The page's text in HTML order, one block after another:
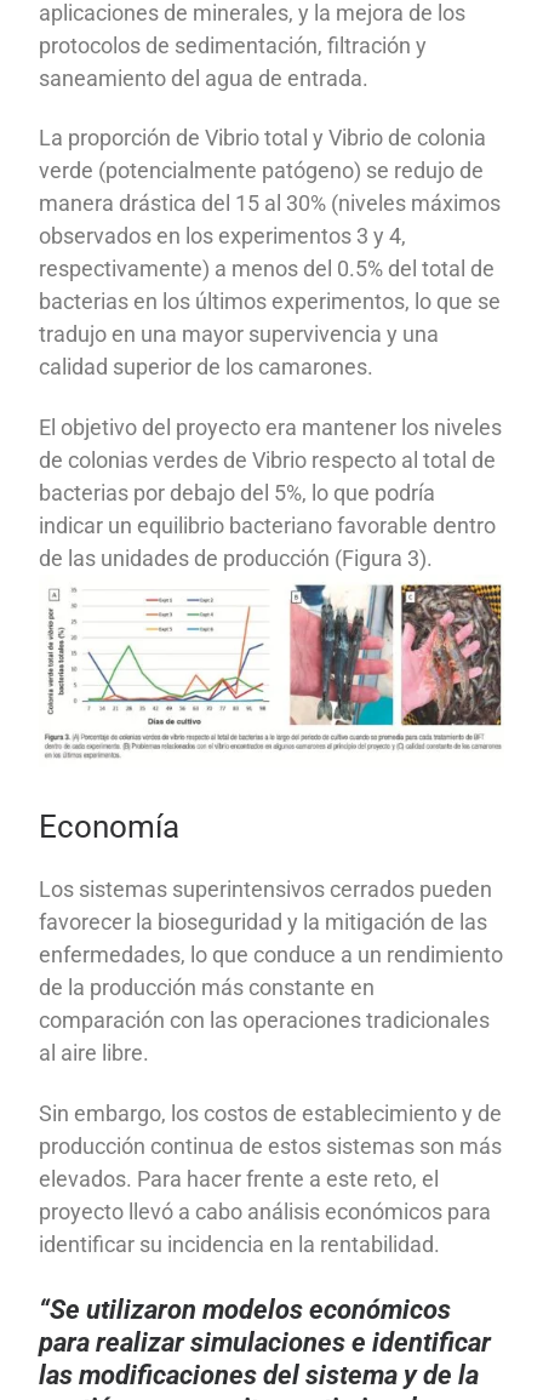
aplicaciones de minerales, y la mejora de los
protocolos de sedimentación, filtración y
saneamiento del agua de entrada.
La proporción de Vibrio total y Vibrio de colonia
verde (potencialmente patógeno) se redujo de
manera drástica del 15 al 30% (niveles máximos
observados en los experimentos 3 y 4,
respectivamente) a menos del 0.5% del total de
bacterias en los últimos experimentos, lo que se
tradujo en una mayor supervivencia y una
calidad superior de los camarones.
El objetivo del proyecto era mantener los niveles
de colonias verdes de Vibrio respecto al total de
bacterias por debajo del 5%, lo que podría
indicar un equilibrio bacteriano favorable dentro
de las unidades de producción (Figura 3).
Economía
Los sistemas superintensivos cerrados pueden
favorecer la bioseguridad y la mitigación de las
enfermedades, lo que conduce a un rendimiento
de la producción más constante en
comparación con las operaciones tradicionales
al aire libre.
Sin embargo, los costos de establecimiento y de
producción continua de estos sistemas son más
elevados. Para hacer frente a este reto, el
proyecto llevó a cabo análisis económicos para
identificar su incidencia en la rentabilidad.
“Se utilizaron modelos económicos
para realizar simulaciones e identificar
las modificaciones del sistema y de la